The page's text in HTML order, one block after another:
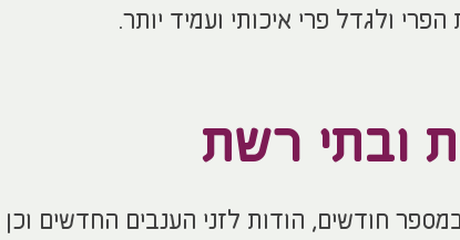
ולגדל פרי איכותי ועמיד יותר.
ובתי רשת
חודשים, הודות לזני הענבים החדשים וכן